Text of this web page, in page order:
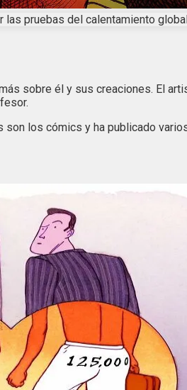
pruebas del calentamiento
sobre él y sus creaciones. El
los cómics y ha publicado